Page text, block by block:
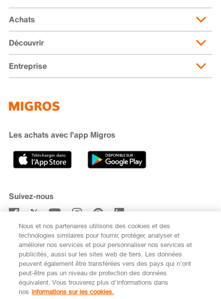
Achats
Livraison et frais de livraison
Abonnement de livraison
Moyens de paiement
Cumulus
Recherche de magasin
Découvrir
Migusto
iMpuls
Banque Migros
Entreprise
Développement durable
Carrière
Sponsoring
Médias
Code de conduite et signalement
Les achats avec l’app Migros
Suivez-nous
S’abonner à la newsletter
FR
Nous et nos partenaires utilisons des cookies et des
technologies similaires pour fournir, protéger, analyser et
améliorer nos services et pour personnaliser nos services et
publicités, aussi sur les sites web de tiers. Les données
peuvent également être transférées vers des pays qui n'ont
peut-être pas un niveau de protection des données
équivalent. Vous trouverez plus d'informations dans
nos informations sur les cookies.